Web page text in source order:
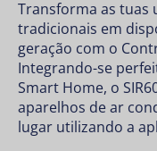
Transforma as tuas
tradicionais em
geração com o
Integrando-se
Smart Home, o
aparelhos de ar
lugar utilizando a